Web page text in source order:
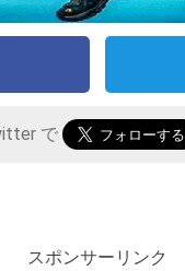
で
スポンサーリンク